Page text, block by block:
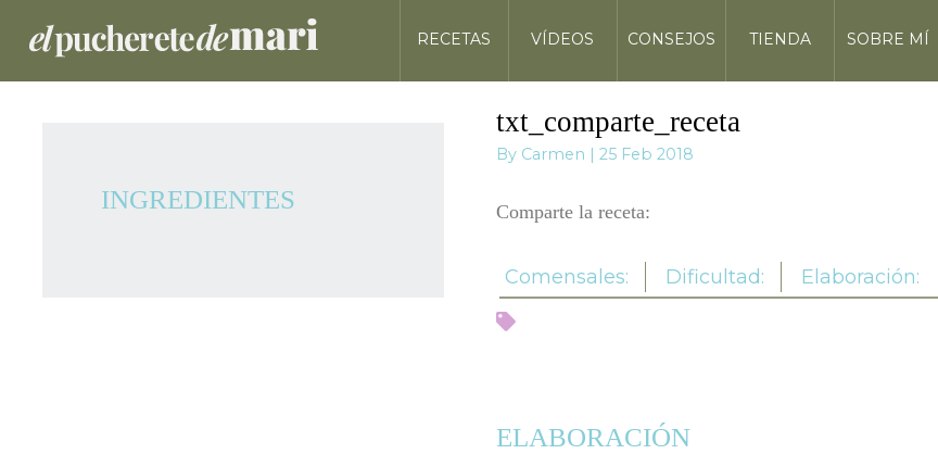
RECETAS VÍDEOS CONSEJOS TIENDA SOBRE MÍ
INGREDIENTES
txt_comparte_receta
By Carmen | 25 Feb 2018
Comparte la receta:
Comensales: Dificultad: Elaboración:
ELABORACIÓN